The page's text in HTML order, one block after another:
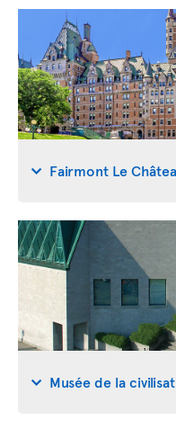
Fairmont Le
Musée de la